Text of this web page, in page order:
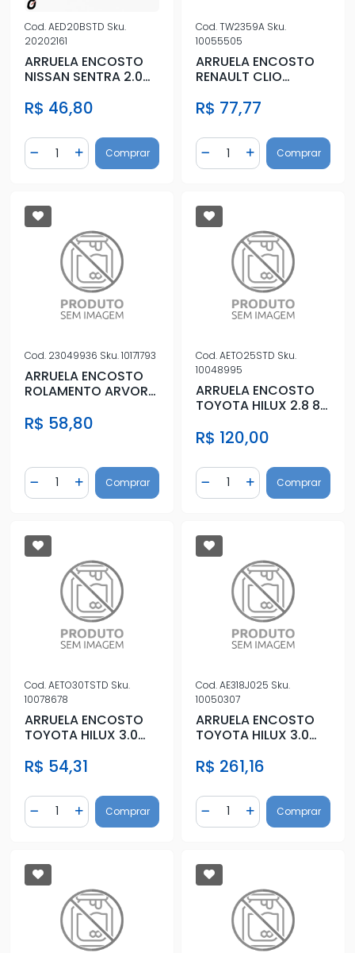
Cod.AED20BSTD Sku.
20202161
ARRUELA ENCOSTO
NISSAN SENTRA 2.0
R$ 46,80
Diminuir Quantidade
Quantidade
Adicionar Quantidade
Comprar
Cod.TW2359A Sku.
10055505
ARRUELA ENCOSTO
RENAULT CLIO
R$ 77,77
Diminuir Quantidade
Quantidade
AdicionarComprar
Cod. 23049936 Sku.10171793
ARRUELA ENCOSTO
ROLAMENTO ARVORE
4X4
R$ 58,80
Diminuir Quantidade
Quantidade
Adicionar Quantidade
Comprar
Cod.AETO25STD Sku.
10048995
ARRUELA ENCOSTO
TOYOTA HILUX 2.8 8V
R$ 120,00
Diminuir Quantidade
Quantidade
AdicionarComprar
Cod.AETO30TSTD Sku.
10078678
ARRUELA ENCOSTO
TOYOTA HILUX 3.0
R$ 54,31
Diminuir Quantidade
Quantidade
Adicionar Quantidade
Comprar
Cod.AE318J025 Sku.
10050307
ARRUELA ENCOSTO
TOYOTA HILUX 3.0
R$ 261,16
Diminuir Quantidade
Quantidade
AdicionarComprar